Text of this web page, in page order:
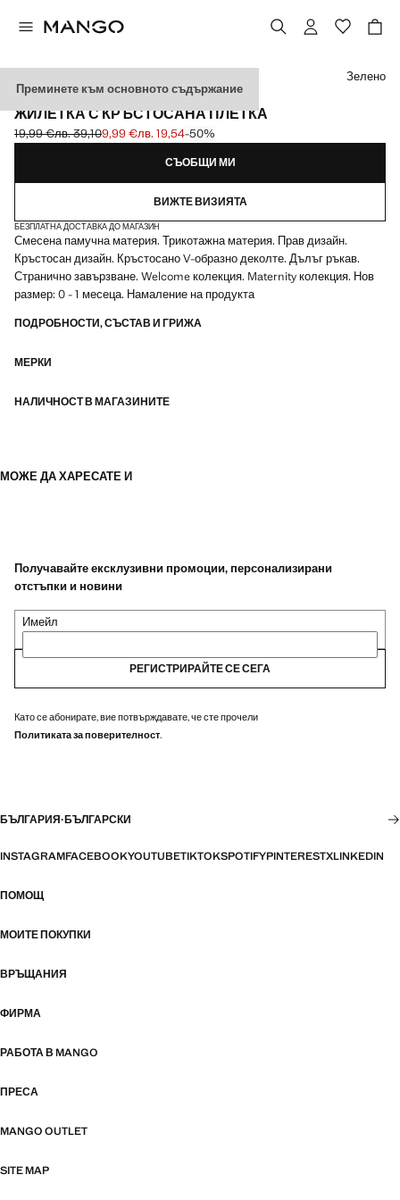
Преминете към основното съдържание
НОВ РАЗМЕР: 0–1 МЕСЕЦ
ЖИЛЕТКА С КРЪСТОСАНА ПЛЕТКА
Задраскана първоначална цена [19,99 € лв. 39,10]
19,99 €лв. 39,10
Текуща цена [9,99 € лв. 19,54]
9,99 €лв. 19,54-50%
Изберете цвят
Зелено
СЪОБЩИ МИ
ВИЖТЕ ВИЗИЯТА
БЕЗПЛАТНА ДОСТАВКА ДО МАГАЗИН
Смесена памучна материя. Трикотажна материя. Прав дизайн.
Кръстосан дизайн. Кръстосано V-образно деколте. Дълъг ръкав.
Странично завързване. Welcome колекция. Maternity колекция. Нов
размер: 0 - 1 месеца. Намаление на продукта
ПОДРОБНОСТИ, СЪСТАВ И ГРИЖА
МЕРКИ
НАЛИЧНОСТ В МАГАЗИНИТЕ
МОЖЕ ДА ХАРЕСАТЕ И
Получавайте ексклузивни промоции, персонализирани
отстъпки и новини
Имейл
РЕГИСТРИРАЙТЕ СЕ СЕГА
Като се абонирате, вие потвърждавате, че сте прочели
Политиката за поверителност.
БЪЛГАРИЯ·БЪЛГАРСКИ
INSTAGRAMFACEBOOKYOUTUBETIKTOKSPOTIFYPINTERESTXLINKEDIN
ПОМОЩ
МОИТЕ ПОКУПКИ
ВРЪЩАНИЯ
ФИРМА
РАБОТА В MANGO
ПРЕСА
MANGO OUTLET
SITE MAP